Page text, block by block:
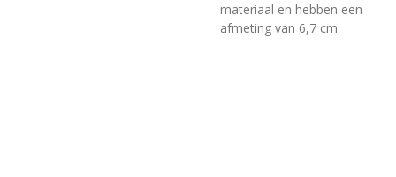
materiaal en hebben een
afmeting van 6,7 cm